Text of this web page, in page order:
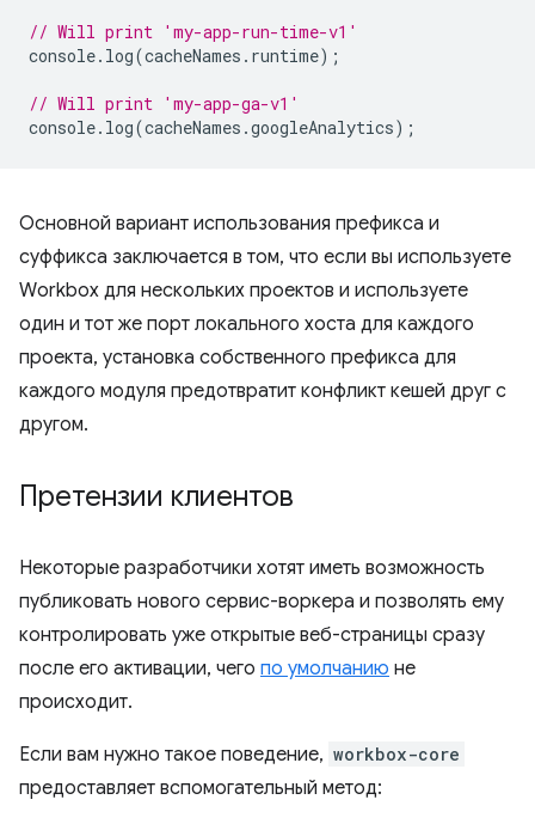
// Will print 'my-app-run-time-v1'
console. log(cacheNames . runtime);
// Will print 'my-app-ga-v1'
console. log(cacheNames .googleAnalytics);
Основной вариант использования префикса и
суффикса заключается в том, что если вы используете
Workbox для нескольких проектов и используете
один и тот же порт локального хоста для каждого
проекта, установка собственного префикса для
каждого модуля предотвратит конфликт кешей друг с
другом.
Претензии клиентов
Некоторые разработчики хотят иметь возможность
публиковать нового сервис-воркера и позволять ему
контролировать уже открытые веб-страницы сразу
после его активации, чего по умолчанию не
происходит.
Если вам нужно такое поведение, workbox-core
предоставляет вспомогательный метод: